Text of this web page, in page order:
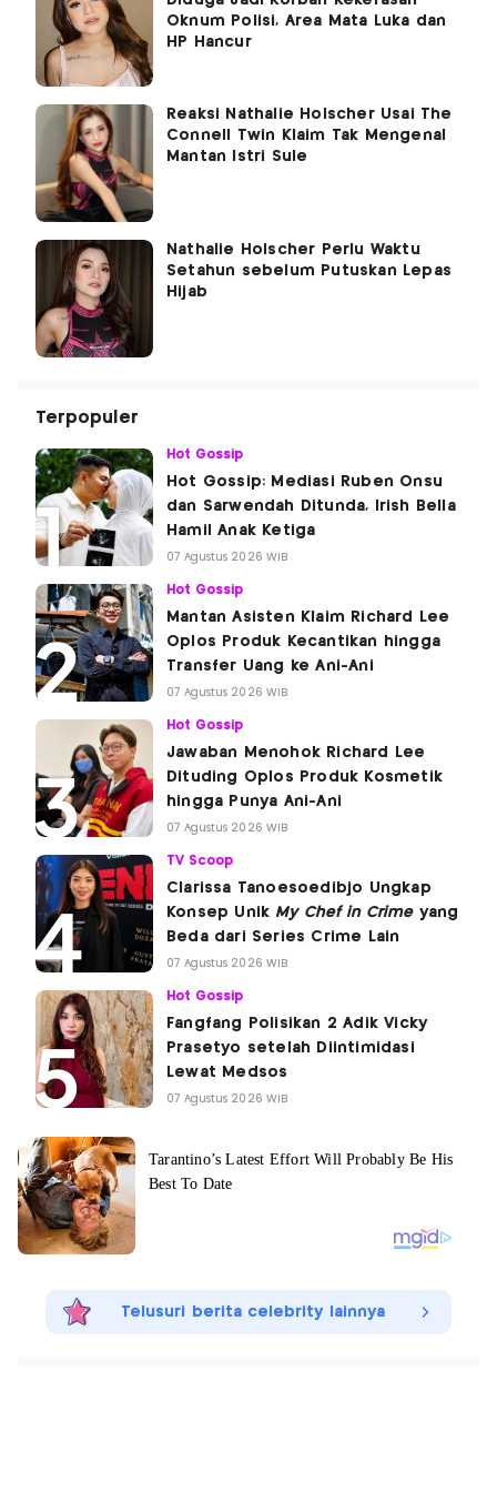
Oknum Polisi, Area Mata Luka dan
HP Hancur
Reaksi Nathalie Holscher Usai The
Connell Twin Klaim Tak Mengenal
Mantan Istri Sule
Nathalie Holscher Perlu Waktu
Setahun sebelum Putuskan Lepas
Hijab
Terpopuler
Hot Gossip
Hot Gossip: Mediasi Ruben Onsu
dan Sarwendah Ditunda, Irish Bella
Hamil Anak Ketiga
07 Agustus 2026 WIB
Hot Gossip
Mantan Asisten Klaim Richard Lee
Oplos Produk Kecantikan hingga
Transfer Uang ke Ani-Ani
07 Agustus 2026 WIB
Hot Gossip
Jawaban Menohok Richard Lee
Dituding Oplos Produk Kosmetik
hingga Punya Ani-Ani
07 Agustus 2026 WIB
TV Scoop
Clarissa Tanoesoedibjo Ungkap
Konsep Unik My Chef in Crimeyang
Beda dari Series Crime Lain
07 Agustus 2026 WIB
Hot Gossip
Fangfang Polisikan 2 Adik Vicky
Prasetyo setelah Diintimidasi
Lewat Medsos
07 Agustus 2026 WIB
Telusuri berita celebrity lainnya